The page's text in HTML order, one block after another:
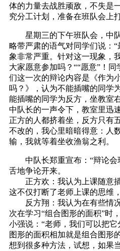
体的力量去战胜顽敌，不失是
究分工计划，准备在班队会上
星期三的下午班队会，中队
略带严肃的语气对同学们说：“
象非常严重。针对这一现象，
大家愿意参加吗？““愿意”！
们这一次的辩论内容是《作为
吗？》，认为不能插嘴的同学
能插嘴的同学为反方，坐教室
中队长的一声令下，教室里迅
正方的人都挤着坐，反方只有
不改的，我心里暗暗得意：人
输，我就等着坐收渔翁之利。
中队长郑重宣布：“辩论会
舌地争论开来。
正方欢：我认为上课随意插
这不仅打断了老师上课的思维
反方翔：我认为在有些情况
次在学习“组合图形的面积”时
小强说：“老师，我们可以把
图形的面积相加就是组合图形
想到很多种方法，试想，如果